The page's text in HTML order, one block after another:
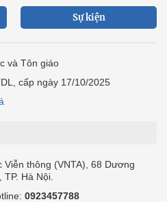
Sự kiện
và Tôn giáo
cấp ngày 17/10/2025
thông (VNTA), 68 Dương
Hà Nội.
0923457788